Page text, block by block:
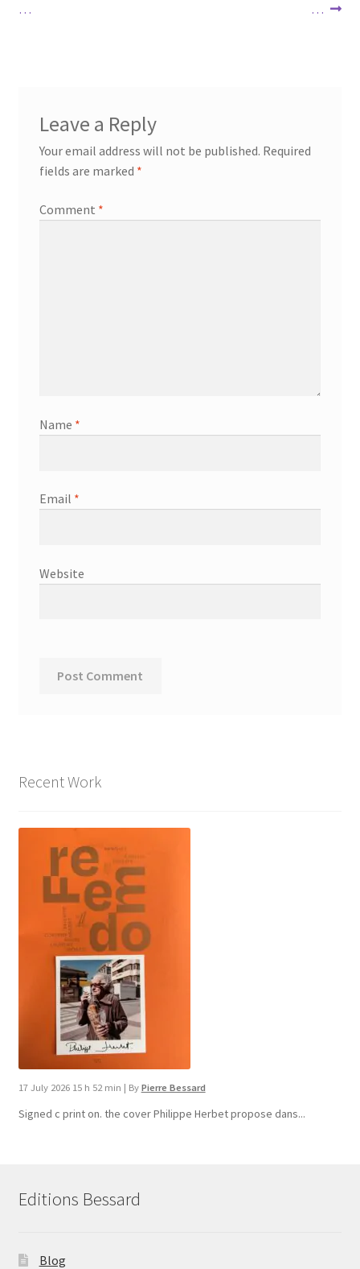
navigation
…
…
Leave a Reply
Your email address will not be published. Required
fields are marked *
Comment *
Name *
Email *
Website
Recent Work
17 July 2026 15 h 52 min | By Pierre Bessard
Signed c print on. the cover ​Philippe Herbet propose dans...
Editions Bessard
Blog